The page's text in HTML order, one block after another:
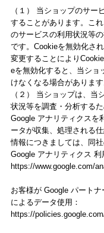
（１） 当ショップのサー
することがあります。こ
のサービスの利用状況等
です。Cookieを無効化さ
変更することにより
eを無効化すると、当ショ
けなくなる場合があります
（２） 当ショップは、当
状況等を調査・分析する
Google アナリティクスを
ータが収集、処理される
情報につきましては、同
Google アナリティクス 利
https://www.google.com/
お客様が Google パート
によるデータ使用：
https://